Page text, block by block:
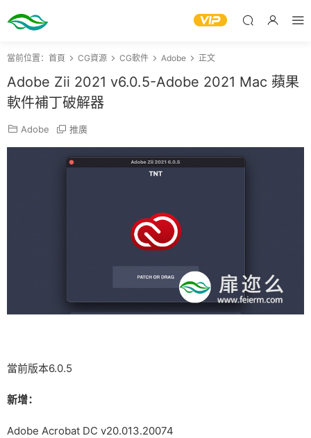
當前位置： 首頁 CG資源 CG軟件 Adobe 正文
Adobe Zii 2021 v6.0.5-Adobe 2021 Mac 蘋果
軟件補丁破解器
Adobe 推廣
當前版本6.0.5
新增：
Adobe Acrobat DC v20.013.20074